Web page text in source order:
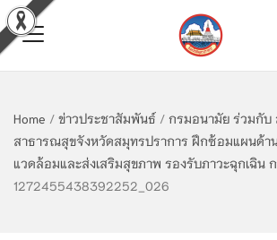
Home / ข่าวประชาสัมพันธ์ / กรมอนามัย ร่วมกับ
สาธารณสุขจังหวัดสมุทรปราการ ฝึกซ้อมแผนด้า
แวดล้อมและส่งเสริมสุขภาพ รองรับภาวะฉุกเฉิน
1272455438392252_026